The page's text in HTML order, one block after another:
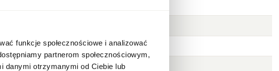
funkcje społecznościowe i analizować
partnerom społecznościowym,
danymi otrzymanymi od Ciebie lub